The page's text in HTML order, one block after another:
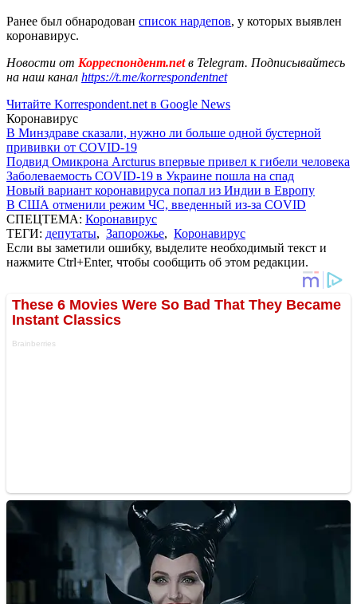
Ранее был обнародован список нардепов, у которых выявлен
коронавирус.
Новости от Корреспондент.netв Telegram. Подписывайтесь
на наш канал https://t.me/korrespondentnet
Читайте Korrespondent.net в Google News
Коронавирус
В Минздраве сказали, нужно ли больше одной бустерной
прививки от COVID-19
Подвид Омикрона Arcturus впервые привел к гибели человека
Заболеваемость COVID-19 в Украине пошла на спад
Новый вариант коронавируса попал из Индии в Европу
В США отменили режим ЧС, введенный из-за COVID
СПЕЦТЕМА: Коронавирус
ТЕГИ: депутаты, Запорожье, Коронавирус
Если вы заметили ошибку, выделите необходимый текст и
нажмите Ctrl+Enter, чтобы сообщить об этом редакции.